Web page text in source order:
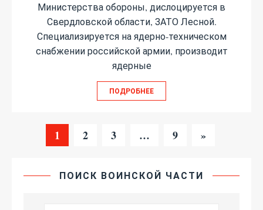
Министерства обороны, дислоцируется в
Свердловской области, ЗАТО Лесной.
Специализируется на ядерно-техническом
снабжении российской армии, производит
ядерные
ПОДРОБНЕЕ
1 2 3 … 9 »
ПОИСК ВОИНСКОЙ ЧАСТИ